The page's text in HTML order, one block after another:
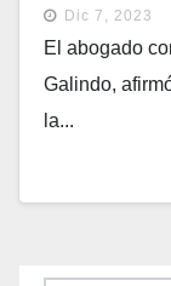
Dic 7, 2023
El abogado
Galindo,
la...